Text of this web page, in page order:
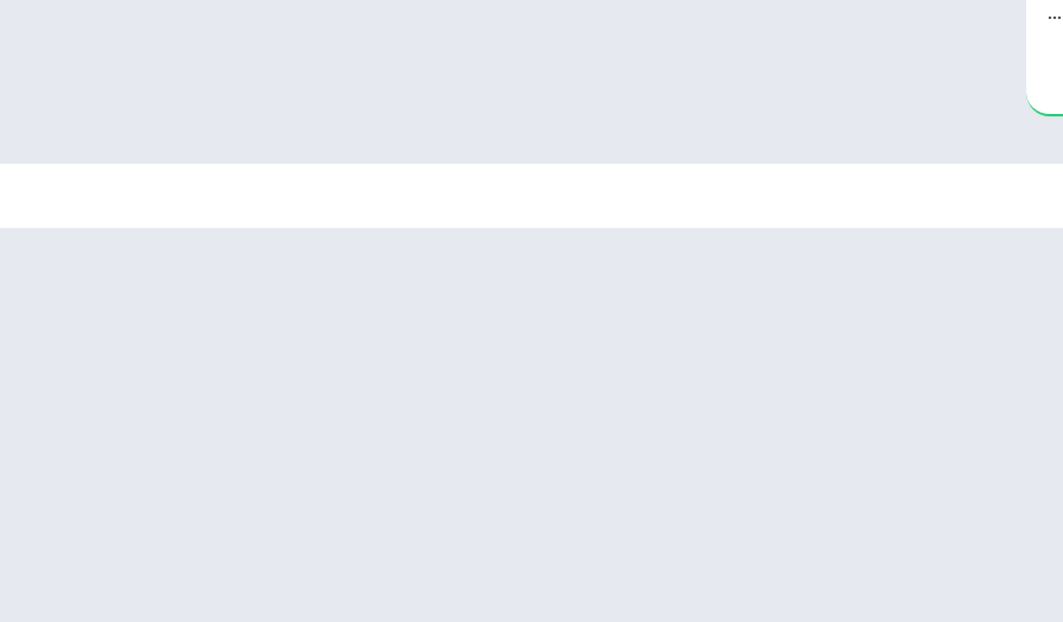
تحميل واتساب بلس الذهبي 2027 WhatsApp Plus Gold APK اخر اصدار مجانا